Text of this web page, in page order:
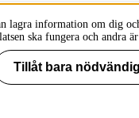
lagra information om dig
ska fungera och andra
Tillåt bara